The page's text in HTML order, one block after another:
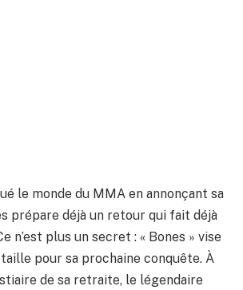
le monde du MMA en annonçant sa
prépare déjà un retour qui fait déjà
n’est plus un secret : « Bones » vise
pour sa prochaine conquête. À
de sa retraite, le légendaire